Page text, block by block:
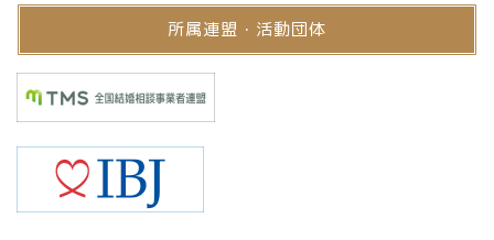
所属連盟・活動団体